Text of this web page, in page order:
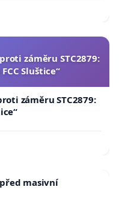
záměru STC2879:
Sluštice“
záměru STC2879:
masivní